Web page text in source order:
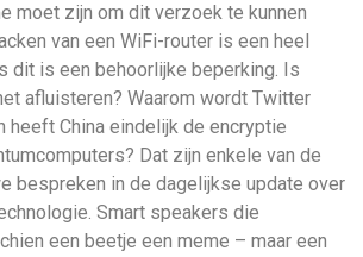
moet zijn om dit verzoek te kunnen
van een WiFi-router is een heel
dit is een behoorlijke beperking. Is
afluisteren? Waarom wordt Twitter
heeft China eindelijk de encryptie
Dat zijn enkele van de
bespreken in de dagelijkse update over
Smart speakers die
een beetje een meme – maar een